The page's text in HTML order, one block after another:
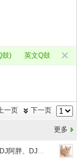
鼓)
英文Q鼓
下一页
一页
更多
130 - Sedam Dana、将将将 (DJ阿胖、DJ小学生 FunkyHouse Mix V2 Q鼓)